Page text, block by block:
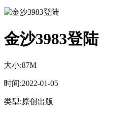
金沙3983登陆
大小:87M
时间:2022-01-05
类型:原创出版